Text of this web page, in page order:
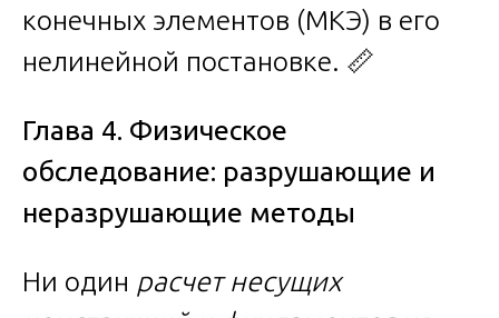
конечных элементов (МКЭ) в его
нелинейной постановке. 📏
Глава 4. Физическое
обследование: разрушающие и
неразрушающие методы
Ни один расчет несущих